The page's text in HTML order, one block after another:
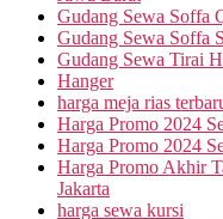
Gudang Sewa Soffa
Gudang Sewa Soffa
Gudang Sewa Tirai
Hanger
harga meja rias
Harga Promo 2024
Harga Promo 2024
Harga Promo Akhir
Jakarta
harga sewa kursi